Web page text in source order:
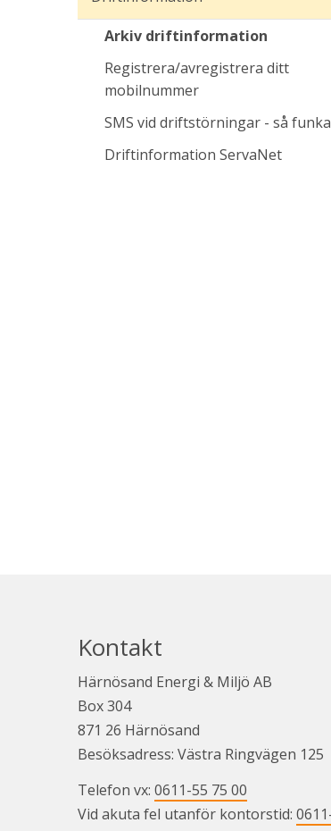
Arkiv driftinformation
Registrera/avregistrera ditt
mobilnummer
SMS vid driftstörningar - så
Driftinformation ServaNetLänk
Kontakt
Härnösand Energi & Miljö AB
Box 304
871 26 Härnösand
Besöksadress: Västra Ringvägen 125
Telefon vx: 0611-55 75 00
Vid akuta fel utanför kontorstid: